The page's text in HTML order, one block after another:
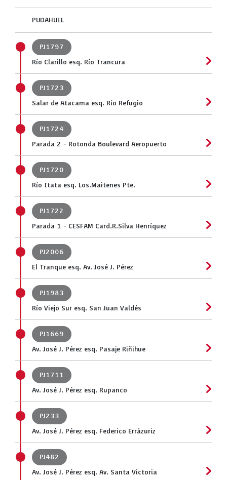
PUDAHUEL
PJ1797
Río Clarillo esq. Río Trancura
PJ1723
Salar de Atacama esq. Río Refugio
PJ1724
Parada 2 - Rotonda Boulevard Aeropuerto
PJ1720
Río Itata esq. Los.Maitenes Pte.
PJ1722
Parada 1 - CESFAM Card.R.Silva Henríquez
PJ2006
El Tranque esq. Av. José J. Pérez
PJ1983
Río Viejo Sur esq. San Juan Valdés
PJ1669
Av. José J. Pérez esq. Pasaje Riñihue
PJ1711
Av. José J. Pérez esq. Rupanco
PJ233
Av. José J. Pérez esq. Federico Errázuriz
PJ482
Av. José J. Pérez esq. Av. Santa Victoria